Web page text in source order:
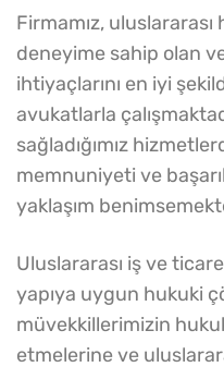
Firmamız,
deneyime sahip olan
ihtiyaçlarını en iyi
avukatlarla
sağladığımız
memnuniyeti ve
yaklaşım
Uluslararası iş ve
yapıya uygun hukuki
müvekkillerimizin
etmelerine ve